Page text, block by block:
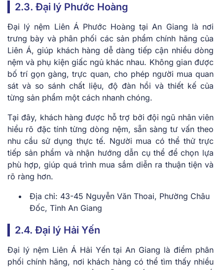
2.3. Đại lý Phước Hoàng
Đại lý nệm Liên Á Phước Hoàng tại An Giang là nơi
trưng bày và phân phối các sản phẩm chính hãng của
Liên Á, giúp khách hàng dễ dàng tiếp cận nhiều dòng
nệm và phụ kiện giấc ngủ khác nhau. Không gian được
bố trí gọn gàng, trực quan, cho phép người mua quan
sát và so sánh chất liệu, độ đàn hồi và thiết kế của
từng sản phẩm một cách nhanh chóng.
Tại đây, khách hàng được hỗ trợ bởi đội ngũ nhân viên
hiểu rõ đặc tính từng dòng nệm, sẵn sàng tư vấn theo
nhu cầu sử dụng thực tế. Người mua có thể thử trực
tiếp sản phẩm và nhận hướng dẫn cụ thể để chọn lựa
phù hợp, giúp quá trình mua sắm diễn ra thuận tiện và
rõ ràng hơn.
Địa chỉ: 43-45 Nguyễn Văn Thoai, Phường Châu
Đốc, Tỉnh An Giang
2.4. Đại lý Hải Yến
Đại lý nệm Liên Á Hải Yến tại An Giang là điểm phân
phối chính hãng, nơi khách hàng có thể tìm thấy nhiều